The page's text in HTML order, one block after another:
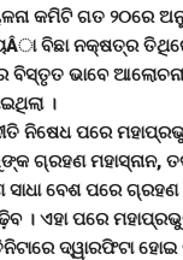
କମିଟି ଗତ ୨୦ରେ
ବିଛା ନକ୍ଷତ୍ର
ବିସ୍ତୃତ ଭାବେ
।
ନିଷେଧ ପରେ
ଗ୍ରହଣ
ସାଧା ବେଶ ପରେ
ଏହା ପରେ
ଦ୍ୱାରଫିଟା